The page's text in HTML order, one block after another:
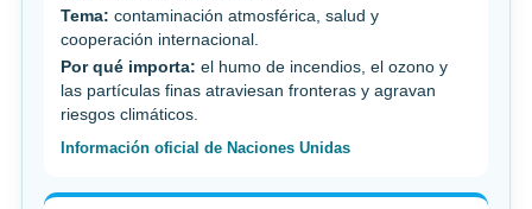
Tema: contaminación atmosférica, salud y
cooperación internacional.
Por qué importa: el humo de incendios, el ozono y
las partículas finas atraviesan fronteras y agravan
riesgos climáticos.
Información oficial de Naciones Unidas